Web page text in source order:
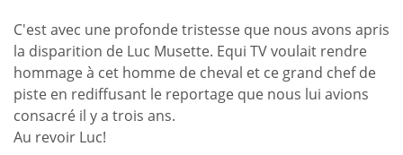
C'est avec une profonde tristesse que nous avons apris
la disparition de Luc Musette. Equi TV voulait rendre
hommage à cet homme de cheval et ce grand chef de
piste en rediffusant le reportage que nous lui avions
consacré il y a trois ans.
Au revoir Luc!